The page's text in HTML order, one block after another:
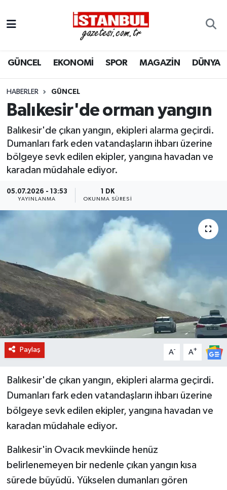
GÜNCEL EKONOMİ SPOR MAGAZİN DÜNYA
HABERLER GÜNCEL
Balıkesir'de orman yangın
Balıkesir'de çıkan yangın, ekipleri alarma geçirdi.
Dumanları fark eden vatandaşların ihbarı üzerine
bölgeye sevk edilen ekipler, yangına havadan ve
karadan müdahale ediyor.
05.07.2026 - 13:53
YAYINLANMA
1 DK
OKUNMA SÜRESI
Paylaş A- A+
Balıkesir'de çıkan yangın, ekipleri alarma geçirdi.
Dumanları fark eden vatandaşların ihbarı üzerine
bölgeye sevk edilen ekipler, yangına havadan ve
karadan müdahale ediyor.
Balıkesir'in Ovacık mevkiinde henüz
belirlenemeyen bir nedenle çıkan yangın kısa
sürede büyüdü. Yükselen dumanları gören
EKONOMİ
İSTANBUL
DÜNYA
SPOR
MAGAZİN
KÜLTÜR SANAT
BİLİM VE TEKNOLOJİ
OTOMOBİL
KURUMSAL
Nöbetçi Eczaneler
Hava Durumu
Trafik Durumu
Süper Lig Puan Durumu ve Fikstür
Tüm Manşetler
Son Dakika Haberleri
Haber Arşivi